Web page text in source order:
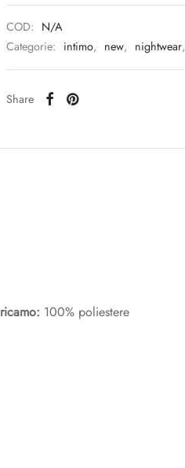
COD: N/A
Categorie: intimo, new, nightwear,
Share
ricamo: 100% poliestere